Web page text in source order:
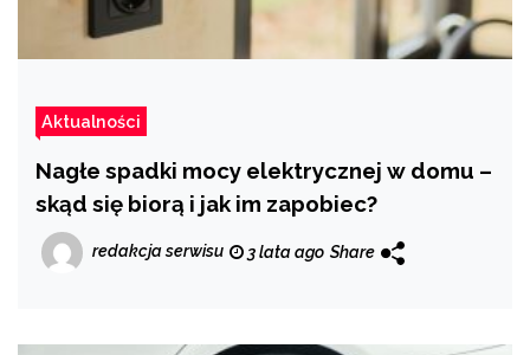
Aktualności
Nagłe spadki mocy elektrycznej w domu –
skąd się biorą i jak im zapobiec?
redakcja serwisu 3 lata ago Share